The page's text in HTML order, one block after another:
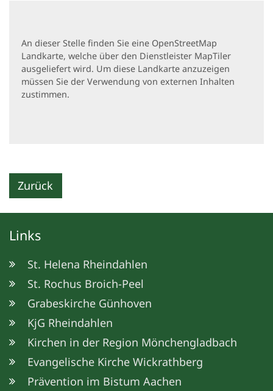
An dieser Stelle finden Sie eine OpenStreetMap
Landkarte, welche über den Dienstleister MapTiler
ausgeliefert wird. Um diese Landkarte anzuzeigen
müssen Sie der Verwendung von externen Inhalten
zustimmen.
Zurück
Links
St. Helena Rheindahlen
St. Rochus Broich-Peel
Grabeskirche Günhoven
KjG Rheindahlen
Kirchen in der Region Mönchengladbach
Evangelische Kirche Wickrathberg
Prävention im Bistum Aachen